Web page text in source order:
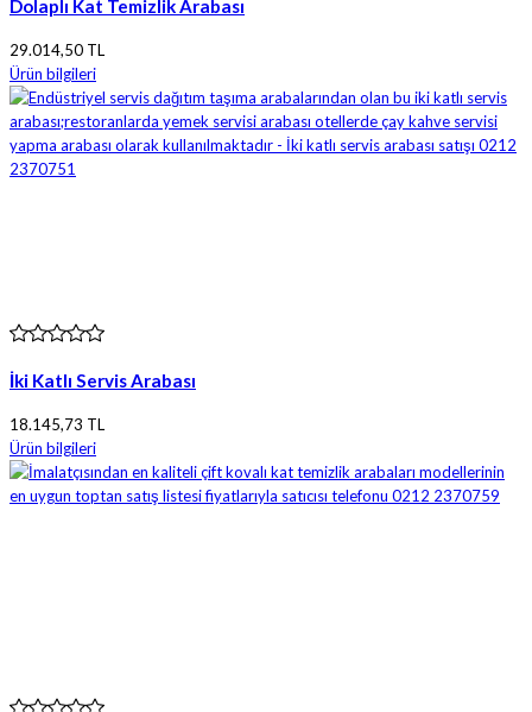
Dolaplı Kat Temizlik Arabası
29.014,50 TL
Ürün bilgileri
İki Katlı Servis Arabası
18.145,73 TL
Ürün bilgileri